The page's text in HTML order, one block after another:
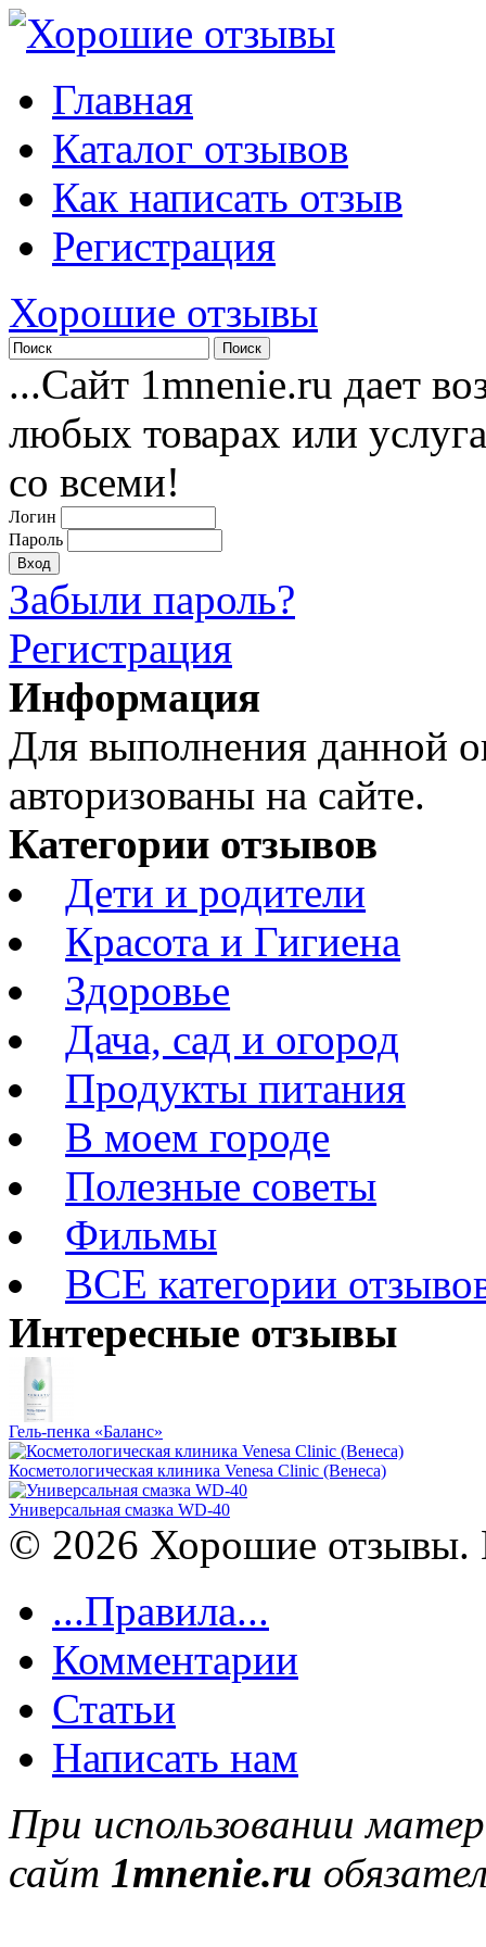
Главная
Каталог отзывов
Как написать отзыв
Регистрация
Хорошие отзывы
...Сайт 1mnenie.ru дает
любых товарах или
со всеми!
Логин
Пароль
Забыли пароль?
Регистрация
Информация
Для выполнения данной
авторизованы на сайте.
Категории отзывов
Дети и родители
Красота и Гигиена
Здоровье
Дача, сад и огород
Продукты питания
В моем городе
Полезные советы
Фильмы
ВСЕ категории
Интересные отзывы
Гель-пенка «Баланс»
Косметологическая клиника Venesa Clinic (Венеса)
Универсальная смазка WD-40
© 2026 Хорошие отзывы.
...Правила...
Комментарии
Статьи
Написать нам
При использовании
сайт 1mnenie.ru